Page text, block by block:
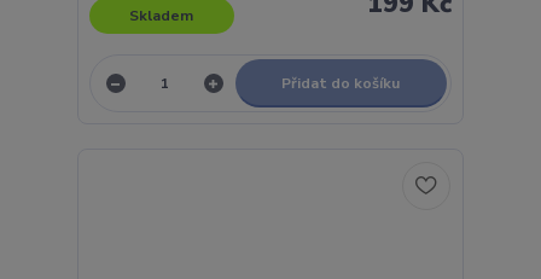
Skladem
Přidat do košíku